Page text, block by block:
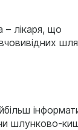
– лікаря, що
шлунково-